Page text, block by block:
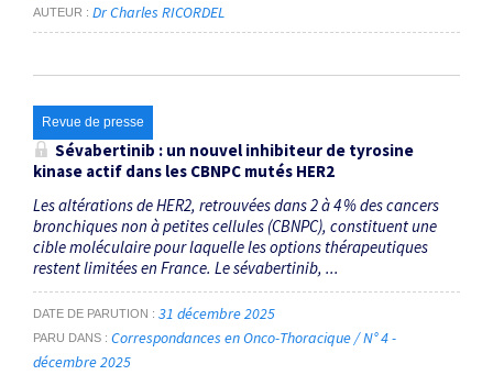
AUTEUR Dr Charles RICORDEL
Revue de presse
Sévabertinib : un nouvel inhibiteur de tyrosine
kinase actif dans les CBNPC mutés HER2
Les altérations de HER2, retrouvées dans 2 à 4 % des cancers
bronchiques non à petites cellules (CBNPC), constituent une
cible moléculaire pour laquelle les options thérapeutiques
restent limitées en France. Le sévabertinib, ...
DATE DE PARUTION 31 décembre 2025
PARU DANS
Correspondances en Onco-Thoracique / N° 4 -
décembre 2025